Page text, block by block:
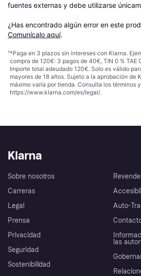
fuentes externas y debe utilizarse
¿Has encontrado algún error en este
Comunícalo aquí.
¹*Paga en 3 plazos sin intereses con Klarna.
compra de 120€: 3 pagos de 40€, TIN 0 % TAE
Importe total adeudado 120€. Solo es válido
mayores de 18 años. Sujeto a la aprobación de
máximo varía por tienda. Consulta los términos
https://www.klarna.com/es/legal/.
Klarna
Sobre nosotros
Carreras
Legal
Prensa
Privacidad
Seguridad
Sostenibilidad
Auto-
las